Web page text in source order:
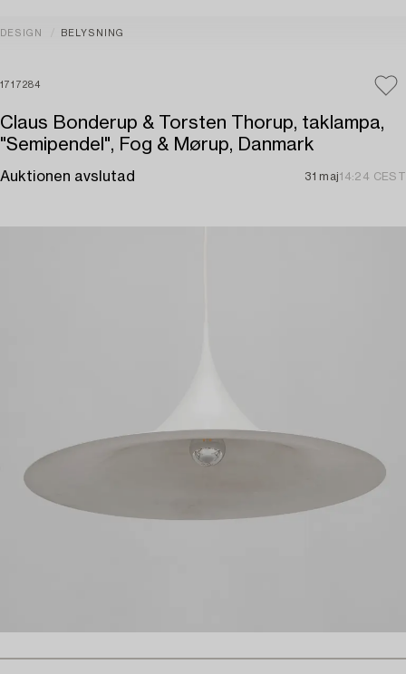
DESIGN BELYSNING
1717284
Claus Bonderup & Torsten Thorup, taklampa,
"Semipendel", Fog & Mørup, Danmark
Auktionen avslutad 31 maj14:24 CEST